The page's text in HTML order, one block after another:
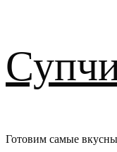
к
содержимому
Готовим самые